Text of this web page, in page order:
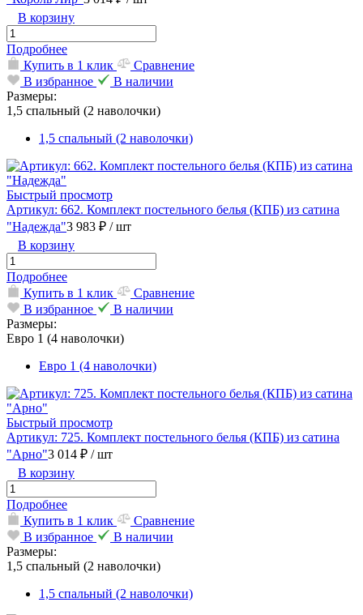
В корзину
Подробнее
Купить в 1 клик
Сравнение
В избранное
В наличии
Размеры:
1,5 спальный (2 наволочки)
1,5 спальный (2 наволочки)
Быстрый просмотр
Артикул: 662. Комплект постельного белья (КПБ) из сатина
"Надежда"3 983 ₽ / шт
В корзину
Подробнее
Купить в 1 клик
Сравнение
В избранное
В наличии
Размеры:
Евро 1 (4 наволочки)
Евро 1 (4 наволочки)
Быстрый просмотр
Артикул: 725. Комплект постельного белья (КПБ) из сатина
"Арно"3 014 ₽ / шт
В корзину
Подробнее
Купить в 1 клик
Сравнение
В избранное
В наличии
Размеры:
1,5 спальный (2 наволочки)
1,5 спальный (2 наволочки)